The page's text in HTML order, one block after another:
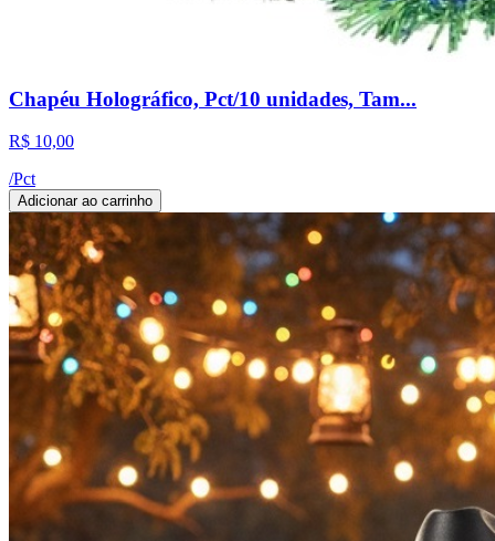
Chapéu Holográfico, Pct/10 unidades, Tam...
R$ 10,00
/Pct
Adicionar ao carrinho